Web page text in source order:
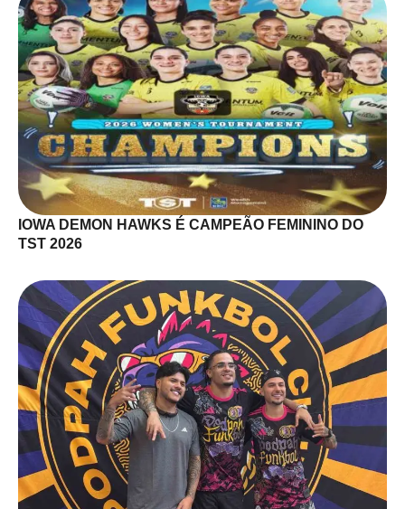
IOWA DEMON HAWKS É CAMPEÃO FEMININO DO
TST 2026